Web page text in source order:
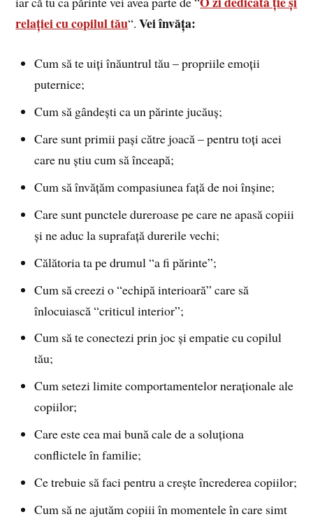
relației cu copilul tău“.Vei învăța:
Cum să te uiți înăuntrul tău – propriile emoții
puternice;
Cum să gândești ca un părinte jucăuș;
Care sunt primii pași către joacă – pentru toți acei
care nu știu cum să înceapă;
Cum să învățăm compasiunea față de noi înșine;
Care sunt punctele dureroase pe care ne apasă copiii
și ne aduc la suprafață durerile vechi;
Călătoria ta pe drumul “a fi părinte”;
Cum să creezi o “echipă interioară” care să
înlocuiască “criticul interior”;
Cum să te conectezi prin joc și empatie cu copilul
tău;
Cum setezi limite comportamentelor neraționale ale
copiilor;
Care este cea mai bună cale de a soluționa
conflictele în familie;
Ce trebuie să faci pentru a crește încrederea copiilor;
Cum să ne ajutăm copiii în momentele în care simt